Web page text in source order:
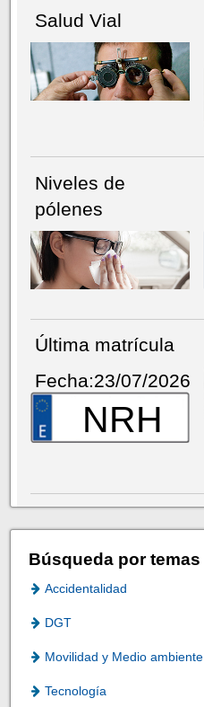
Salud Vial
Niveles de
pólenes
Última matrícula
Fecha:23/07/2026
NRH
Búsqueda por temas
Accidentalidad
DGT
Movilidad y Medio ambiente
Tecnología